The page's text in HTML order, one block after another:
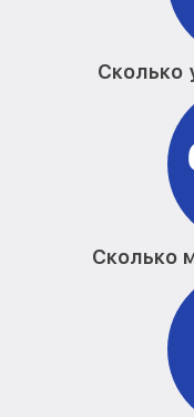
Сколько
Сколько